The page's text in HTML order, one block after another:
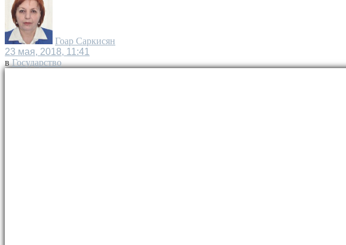
Гоар Саркисян
23 мая, 2018, 11:41
в Государство